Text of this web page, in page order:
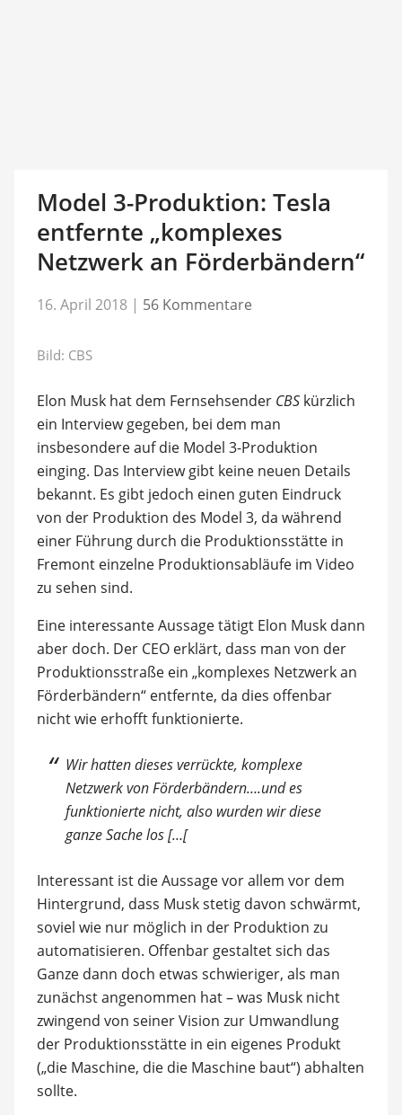
Model 3-Produktion: Tesla
entfernte „komplexes
Netzwerk an Förderbändern“
16. April 2018 | 56 Kommentare
Bild: CBS
Elon Musk hat dem Fernsehsender CBSkürzlich
ein Interview gegeben, bei dem man
insbesondere auf die Model 3-Produktion
einging. Das Interview gibt keine neuen Details
bekannt. Es gibt jedoch einen guten Eindruck
von der Produktion des Model 3, da während
einer Führung durch die Produktionsstätte in
Fremont einzelne Produktionsabläufe im Video
zu sehen sind.
Eine interessante Aussage tätigt Elon Musk dann
aber doch. Der CEO erklärt, dass man von der
Produktionsstraße ein „komplexes Netzwerk an
Förderbändern“ entfernte, da dies offenbar
nicht wie erhofft funktionierte.
Wir hatten dieses verrückte, komplexe
Netzwerk von Förderbändern….und es
funktionierte nicht, also wurden wir diese
ganze Sache los […[
Interessant ist die Aussage vor allem vor dem
Hintergrund, dass Musk stetig davon schwärmt,
soviel wie nur möglich in der Produktion zu
automatisieren. Offenbar gestaltet sich das
Ganze dann doch etwas schwieriger, als man
zunächst angenommen hat – was Musk nicht
zwingend von seiner Vision zur Umwandlung
der Produktionsstätte in ein eigenes Produkt
(„die Maschine, die die Maschine baut“) abhalten
sollte.